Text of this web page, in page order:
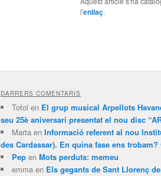
l'enllaç.
DARRERS COMENTARIS
Tofol en El grup musical Arpellots
seu 25è aniversari presentat el nou disc
Martaen Informació referent al nou
des Cardassar). En quina fase ens
Pepen Mots perduts: memeu
emmaen Els gegants de Sant Llorenç